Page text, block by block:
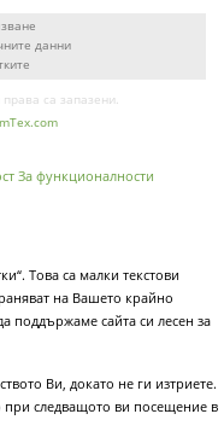
данни
права са запазени.
За функционалности
Това са малки текстови
на Вашето крайно
поддържаме сайта си лесен за
Ви, докато не ги изтриете.
при следващото ви посещение в